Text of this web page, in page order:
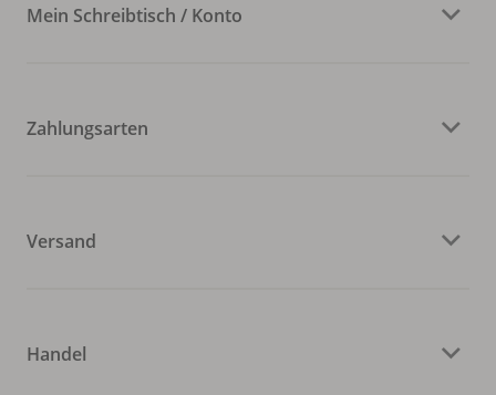
Mein Schreibtisch / Konto
Zahlungsarten
Versand
Handel